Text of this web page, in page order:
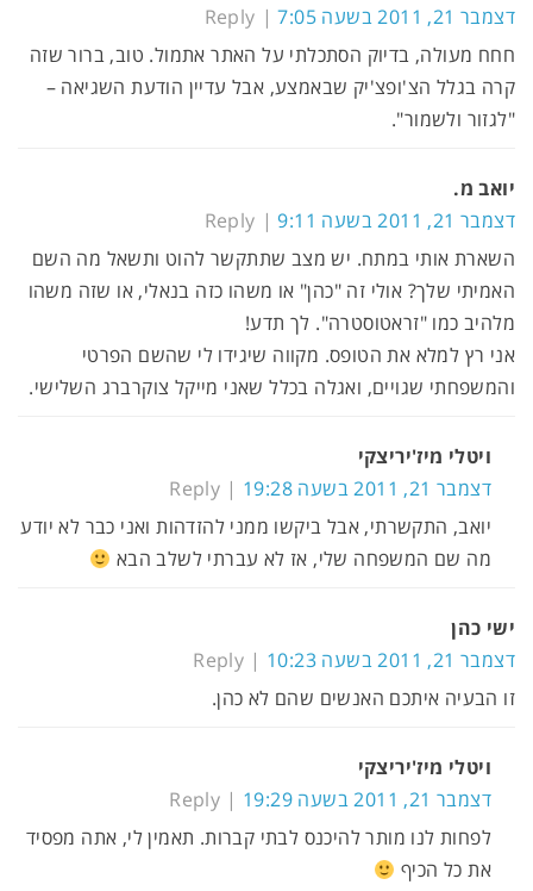
דצמבר 21, 2011 בשעה 7:05
Reply
חחח מעולה, בדיוק הסתכלתי על האתר אתמול. טוב, ברור שזה
קרה בגלל הצ'ופצ'יק שבאמצע, אבל עדיין הודעת השגיאה –
"לגזור ולשמור".
יואב מ.
דצמבר 21, 2011 בשעה 9:11
Reply
השארת אותי במתח. יש מצב שתתקשר להוט ותשאל מה השם
האמיתי שלך? אולי זה "כהן" או משהו כזה בנאלי, או שזה משהו
מלהיב כמו "זראטוסטרה". לך תדע!
אני רץ למלא את הטופס. מקווה שיגידו לי שהשם הפרטי
והמשפחתי שגויים, ואגלה בכלל שאני מייקל צוקרברג השלישי.
ויטלי מיז'יריצקי
דצמבר 21, 2011 בשעה 19:28
Reply
יואב, התקשרתי, אבל ביקשו ממני להזדהות ואני כבר לא יודע
מה שם המשפחה שלי, אז לא עברתי לשלב הבא
ישי כהן
דצמבר 21, 2011 בשעה 10:23
Reply
זו הבעיה איתכם האנשים שהם לא כהן.
ויטלי מיז'יריצקי
דצמבר 21, 2011 בשעה 19:29
Reply
לפחות לנו מותר להיכנס לבתי קברות. תאמין לי, אתה מפסיד
את כל הכיף